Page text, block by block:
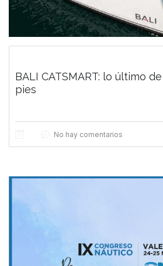
BALI CATSMART: lo último
pies
No hay comentarios